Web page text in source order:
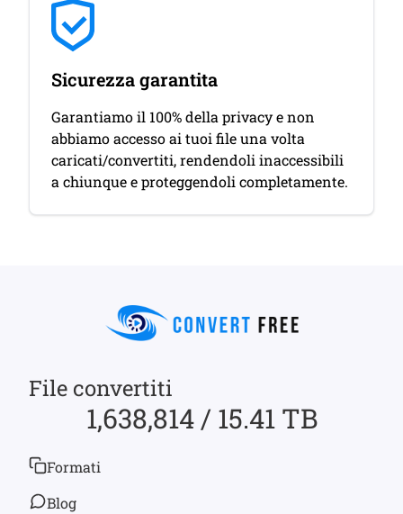
Sicurezza garantita
Garantiamo il 100% della privacy e non
abbiamo accesso ai tuoi file una volta
caricati/convertiti, rendendoli inaccessibili
a chiunque e proteggendoli completamente.
File convertiti
1,638,814 / 15.41 TB
Formati
Blog